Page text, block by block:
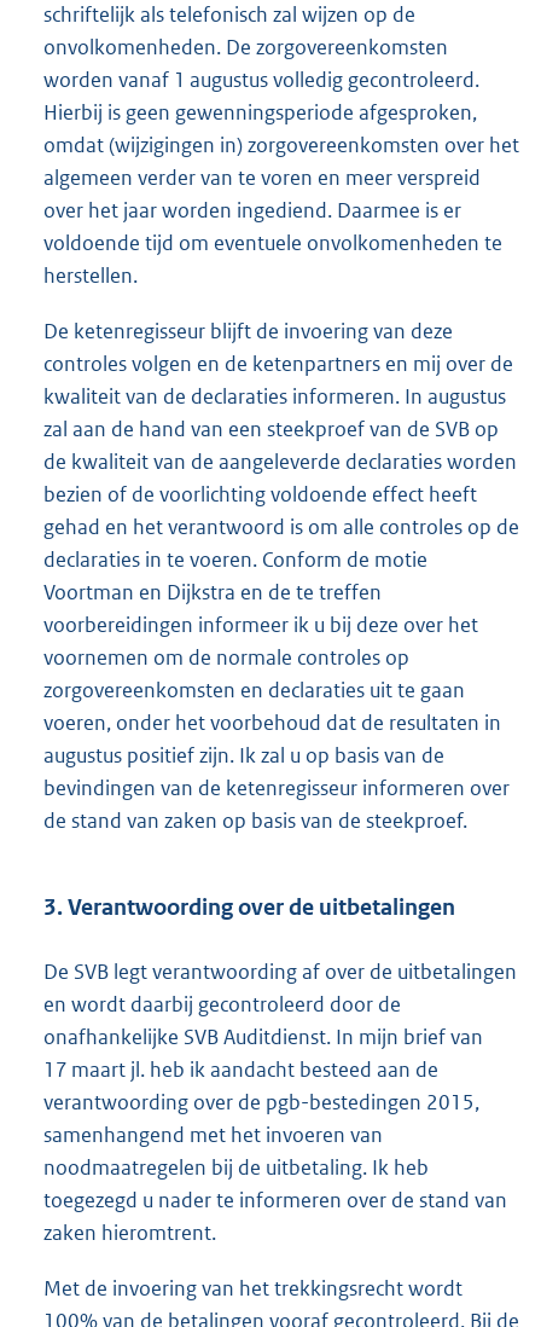
schriftelijk als telefonisch zal wijzen op de
onvolkomenheden. De zorgovereenkomsten
worden vanaf 1 augustus volledig gecontroleerd.
Hierbij is geen gewenningsperiode afgesproken,
omdat (wijzigingen in) zorgovereenkomsten over het
algemeen verder van te voren en meer verspreid
over het jaar worden ingediend. Daarmee is er
voldoende tijd om eventuele onvolkomenheden te
herstellen.
De ketenregisseur blijft de invoering van deze
controles volgen en de ketenpartners en mij over de
kwaliteit van de declaraties informeren. In augustus
zal aan de hand van een steekproef van de SVB op
de kwaliteit van de aangeleverde declaraties worden
bezien of de voorlichting voldoende effect heeft
gehad en het verantwoord is om alle controles op de
declaraties in te voeren. Conform de motie
Voortman en Dijkstra en de te treffen
voorbereidingen informeer ik u bij deze over het
voornemen om de normale controles op
zorgovereenkomsten en declaraties uit te gaan
voeren, onder het voorbehoud dat de resultaten in
augustus positief zijn. Ik zal u op basis van de
bevindingen van de ketenregisseur informeren over
de stand van zaken op basis van de steekproef.
3. Verantwoording over de uitbetalingen
De SVB legt verantwoording af over de uitbetalingen
en wordt daarbij gecontroleerd door de
onafhankelijke SVB Auditdienst. In mijn brief van
17 maart jl. heb ik aandacht besteed aan de
verantwoording over de pgb-bestedingen 2015,
samenhangend met het invoeren van
noodmaatregelen bij de uitbetaling. Ik heb
toegezegd u nader te informeren over de stand van
zaken hieromtrent.
Met de invoering van het trekkingsrecht wordt
100% van de betalingen vooraf gecontroleerd. Bij de